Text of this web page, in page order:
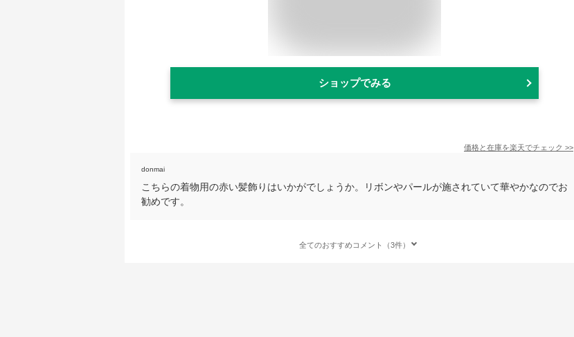
ショップでみる
価格と在庫を楽天でチェック >>
donmai
こちらの着物用の赤い髪飾りはいかがでしょうか。リボンやパールが施されていて華やかなのでお
勧めです。
全てのおすすめコメント（3件）